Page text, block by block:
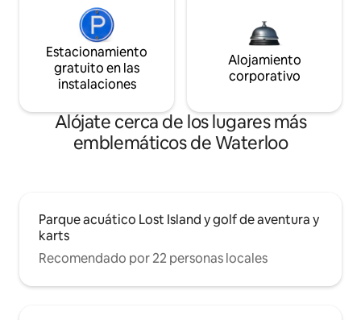
Estacionamiento
gratuito en las
instalaciones
Alojamiento
corporativo
Alójate cerca de los lugares más
emblemáticos de Waterloo
Parque acuático Lost Island y golf de aventura y
karts
Recomendado por 22 personas locales